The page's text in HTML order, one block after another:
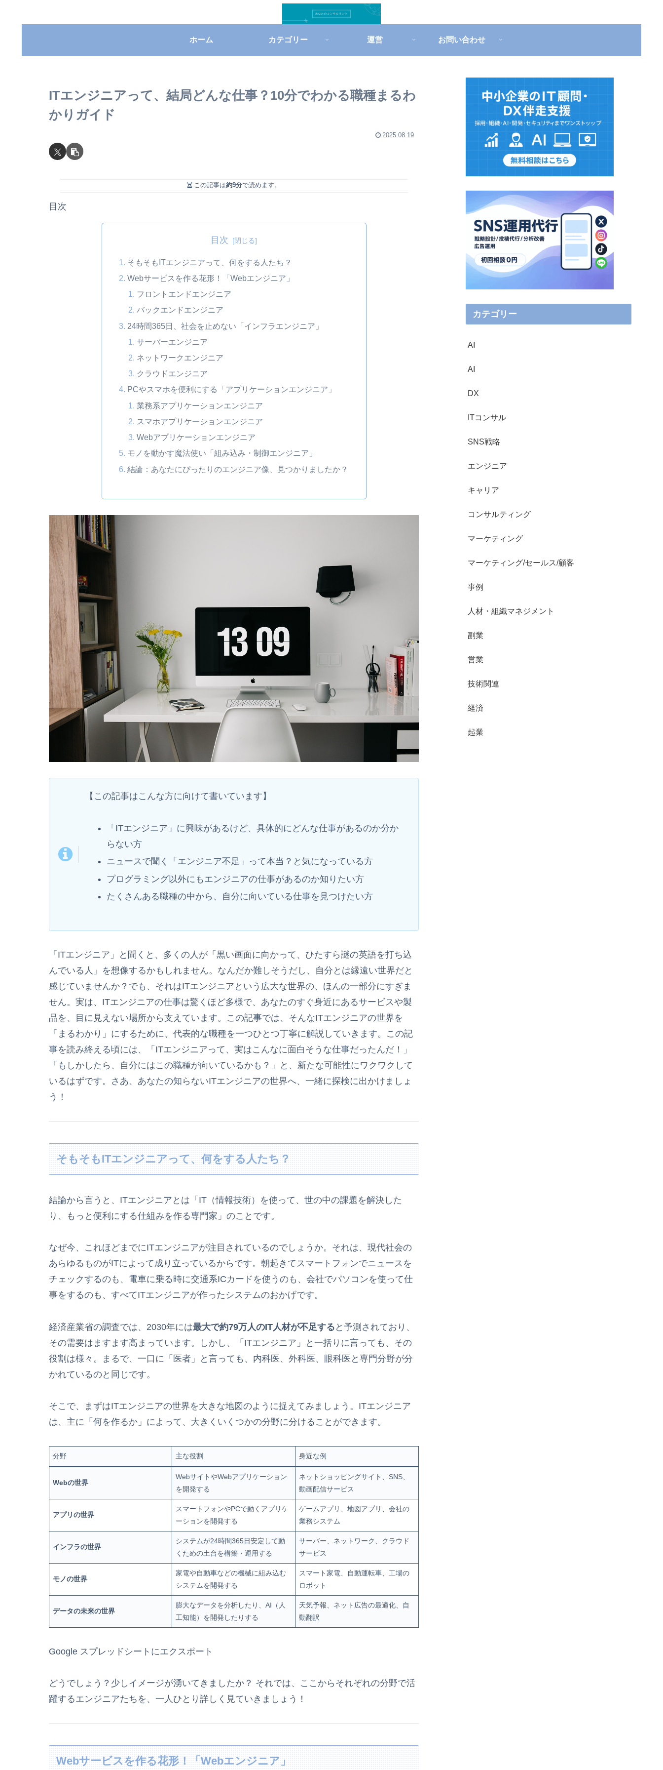
ホーム カテゴリー 運営 お問い合わせ
ITエンジニアって、結局どんな仕事？10分でわかる職種まるわ
かりガイド
2025.08.19
この記事は約9分で読めます。
目次
目次
そもそもITエンジニアって、何をする人たち？
Webサービスを作る花形！「Webエンジニア」
フロントエンドエンジニア
バックエンドエンジニア
24時間365日、社会を止めない「インフラエンジニア」
サーバーエンジニア
ネットワークエンジニア
クラウドエンジニア
PCやスマホを便利にする「アプリケーションエンジニア」
業務系アプリケーションエンジニア
スマホアプリケーションエンジニア
Webアプリケーションエンジニア
モノを動かす魔法使い「組み込み・制御エンジニア」
結論：あなたにぴったりのエンジニア像、見つかりましたか？
【この記事はこんな方に向けて書いています】
「ITエンジニア」に興味があるけど、具体的にどんな仕事があるのか分か
らない方
ニュースで聞く「エンジニア不足」って本当？と気になっている方
プログラミング以外にもエンジニアの仕事があるのか知りたい方
たくさんある職種の中から、自分に向いている仕事を見つけたい方
「ITエンジニア」と聞くと、多くの人が「黒い画面に向かって、ひたすら謎の英語を打ち込
んでいる人」を想像するかもしれません。なんだか難しそうだし、自分とは縁遠い世界だと
感じていませんか？でも、それはITエンジニアという広大な世界の、ほんの一部分にすぎま
せん。実は、ITエンジニアの仕事は驚くほど多様で、あなたのすぐ身近にあるサービスや製
品を、目に見えない場所から支えています。この記事では、そんなITエンジニアの世界を
「まるわかり」にするために、代表的な職種を一つひとつ丁寧に解説していきます。この記
事を読み終える頃には、「ITエンジニアって、実はこんなに面白そうな仕事だったんだ！」
「もしかしたら、自分にはこの職種が向いているかも？」と、新たな可能性にワクワクして
いるはずです。さあ、あなたの知らないITエンジニアの世界へ、一緒に探検に出かけましょ
う！
そもそもITエンジニアって、何をする人たち？
結論から言うと、ITエンジニアとは「IT（情報技術）を使って、世の中の課題を解決した
り、もっと便利にする仕組みを作る専門家」のことです。
なぜ今、これほどまでにITエンジニアが注目されているのでしょうか。それは、現代社会の
あらゆるものがITによって成り立っているからです。朝起きてスマートフォンでニュースを
チェックするのも、電車に乗る時に交通系ICカードを使うのも、会社でパソコンを使って仕
事をするのも、すべてITエンジニアが作ったシステムのおかげです。
経済産業省の調査では、2030年には最大で約79万人のIT人材が不足する と予測されており、
その需要はますます高まっています。しかし、「ITエンジニア」と一括りに言っても、その
役割は様々。まるで、一口に「医者」と言っても、内科医、外科医、眼科医と専門分野が分
かれているのと同じです。
そこで、まずはITエンジニアの世界を大きな地図のように捉えてみましょう。ITエンジニア
は、主に「何を作るか」によって、大きくいくつかの分野に分けることができます。
分野 主な役割 身近な例
Webの世界
WebサイトやWebアプリケーション
を開発する
ネットショッピングサイト、SNS、
動画配信サービス
アプリの世界
スマートフォンやPCで動くアプリケ
ーションを開発する
ゲームアプリ、地図アプリ、会社の
業務システム
インフラの世界
システムが24時間365日安定して動
くための土台を構築・運用する
サーバー、ネットワーク、クラウド
サービス
モノの世界
家電や自動車などの機械に組み込む
システムを開発する
スマート家電、自動運転車、工場の
ロボット
データの未来の世界
膨大なデータを分析したり、AI（人
工知能）を開発したりする
天気予報、ネット広告の最適化、自
動翻訳
Google スプレッドシートにエクスポート
どうでしょう？少しイメージが湧いてきましたか？ それでは、ここからそれぞれの分野で活
躍するエンジニアたちを、一人ひとり詳しく見ていきましょう！
Webサービスを作る花形！「Webエンジニア」
カテゴリー
AI
AI
DX
ITコンサル
SNS戦略
エンジニア
キャリア
コンサルティング
マーケティング
マーケティング/セールス/顧客
事例
人材・組織マネジメント
副業
営業
技術関連
経済
起業